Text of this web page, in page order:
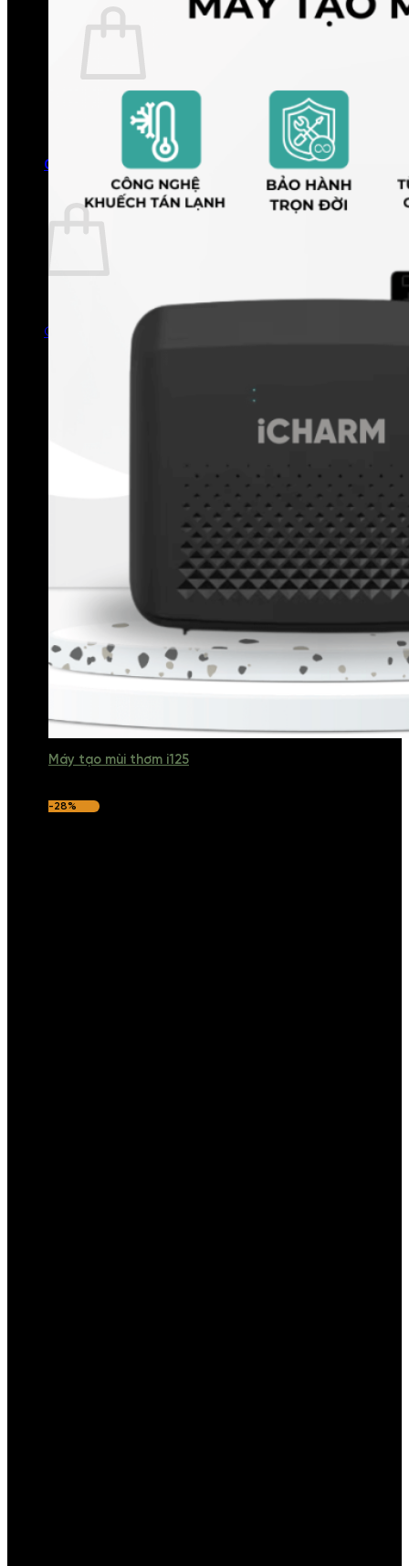
Chưa có sản phẩm trong giỏ hàng.
Quay trở lại cửa hàng
0
Giỏ hàng
Chưa có sản phẩm trong giỏ hàng.
Quay trở lại cửa hàng
Máy tạo mùi thơm i125
-28%